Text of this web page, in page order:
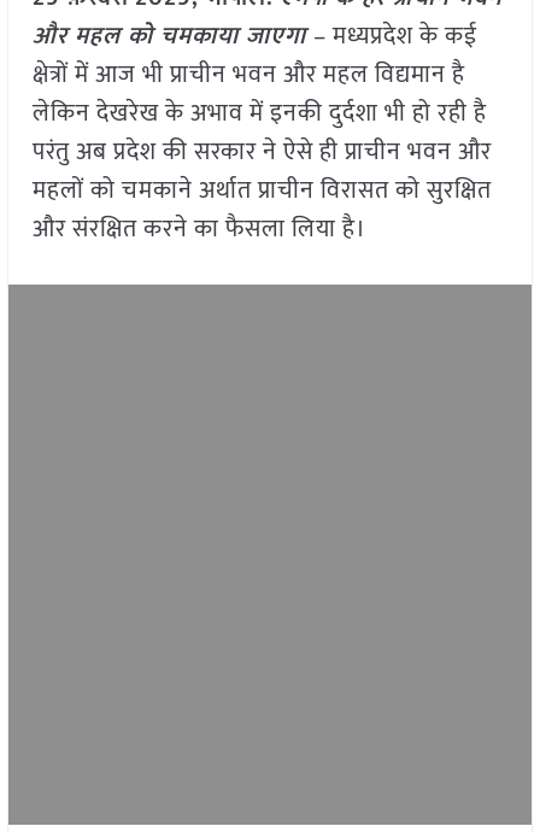
और महल को चमकाया जाएगा– मध्यप्रदेश के कई
क्षेत्रों में आज भी प्राचीन भवन और महल विद्यमान है
लेकिन देखरेख के अभाव में इनकी दुर्दशा भी हो रही है
परंतु अब प्रदेश की सरकार ने ऐसे ही प्राचीन भवन और
महलों को चमकाने अर्थात प्राचीन विरासत को सुरक्षित
और संरक्षित करने का फैसला लिया है।